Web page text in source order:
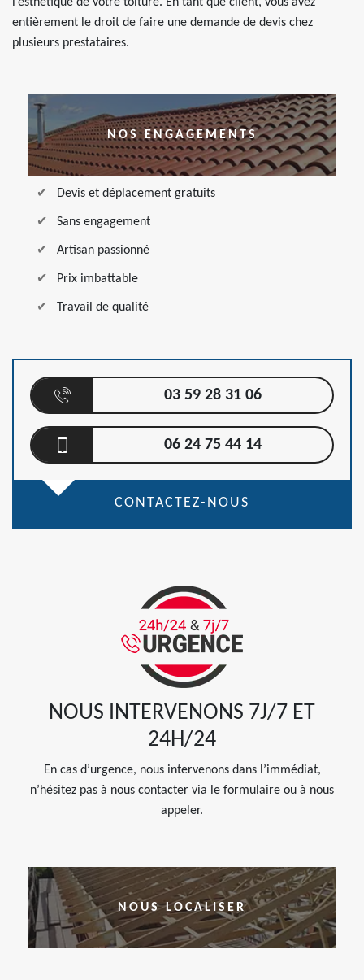
entièrement le droit de faire une demande de devis chez
plusieurs prestataires.
NOS ENGAGEMENTS
Devis et déplacement gratuits
Sans engagement
Artisan passionné
Prix imbattable
Travail de qualité
03 59 28 31 06
06 24 75 44 14
CONTACTEZ-NOUS
NOUS INTERVENONS 7J/7 ET
24H/24
En cas d’urgence, nous intervenons dans l’immédiat,
n’hésitez pas à nous contacter via le formulaire ou à nous
appeler.
NOUS LOCALISER